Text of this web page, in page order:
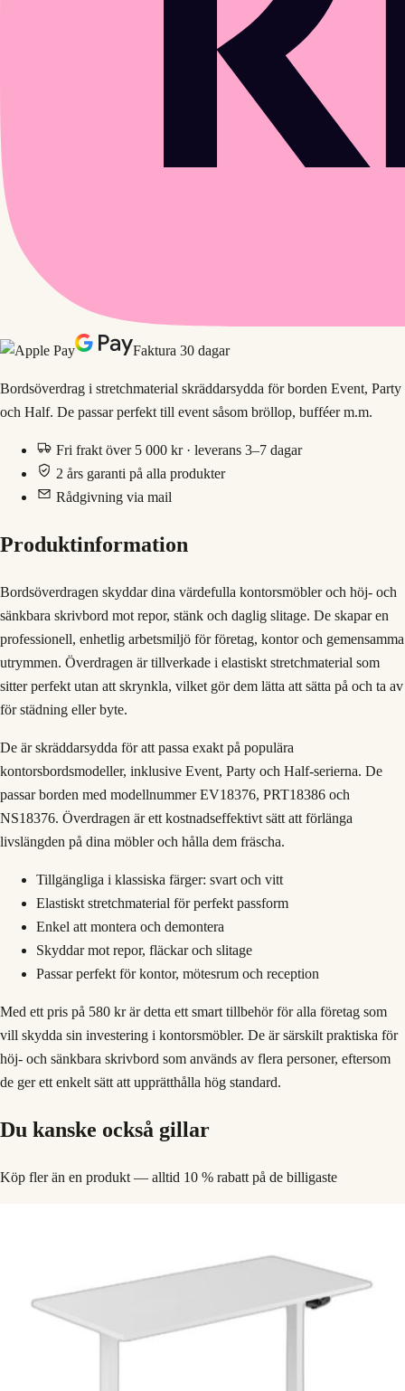
Faktura 30 dagar
Bordsöverdrag i stretchmaterial skräddarsydda för borden Event, Party
och Half. De passar perfekt till event såsom bröllop, bufféer m.m.
Fri frakt över 5 000 kr · leverans 3–7 dagar
2 års garanti på alla produkter
Rådgivning via mail
Produktinformation
Bordsöverdragen skyddar dina värdefulla kontorsmöbler och höj- och
sänkbara skrivbord mot repor, stänk och daglig slitage. De skapar en
professionell, enhetlig arbetsmiljö för företag, kontor och gemensamma
utrymmen. Överdragen är tillverkade i elastiskt stretchmaterial som
sitter perfekt utan att skrynkla, vilket gör dem lätta att sätta på och ta av
för städning eller byte.
De är skräddarsydda för att passa exakt på populära
kontorsbordsmodeller, inklusive Event, Party och Half-serierna. De
passar borden med modellnummer EV18376, PRT18386 och
NS18376. Överdragen är ett kostnadseffektivt sätt att förlänga
livslängden på dina möbler och hålla dem fräscha.
Tillgängliga i klassiska färger: svart och vitt
Elastiskt stretchmaterial för perfekt passform
Enkel att montera och demontera
Skyddar mot repor, fläckar och slitage
Passar perfekt för kontor, mötesrum och reception
Med ett pris på 580 kr är detta ett smart tillbehör för alla företag som
vill skydda sin investering i kontorsmöbler. De är särskilt praktiska för
höj- och sänkbara skrivbord som används av flera personer, eftersom
de ger ett enkelt sätt att upprätthålla hög standard.
Du kanske också gillar
Köp fler än en produkt — alltid 10 % rabatt på de billigaste